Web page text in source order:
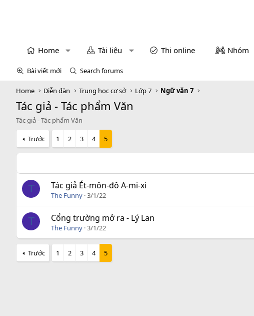
Home Tài liệu Thi online Nhóm
Bài viết mới Search forums
Home Diễn đàn Trung học cơ sở Lớp 7 Ngữ văn 7
Tác giả - Tác phẩm Văn
Tác giả - Tác phẩm Văn
Trước 1 2 3 4 5
T Tác giả Ét-môn-đô A-mi-xi
The Funny 3/1/22
T Cổng trường mở ra - Lý Lan
The Funny 3/1/22
Trước 1 2 3 4 5